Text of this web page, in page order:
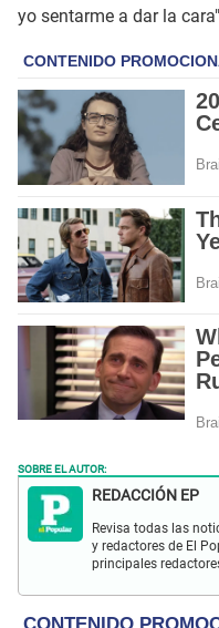
yo sentarme a dar la cara"
SOBRE EL AUTOR:
REDACCIÓN EP
Revisa todas las
y redactores de El
principales